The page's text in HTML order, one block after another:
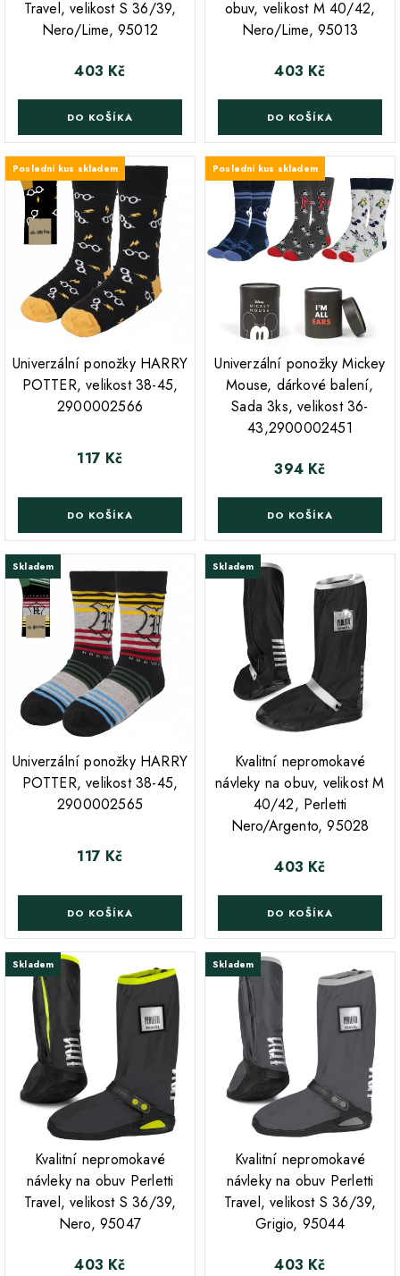
Travel, velikost S 36/39,
Nero/Lime, 95012
Cena
403 Kč
DO KOŠÍKA
obuv, velikost M 40/42,
Nero/Lime, 95013
Cena
403 Kč
DO KOŠÍKA
Poslední kus skladem
Univerzální ponožky HARRY
POTTER, velikost 38-45,
2900002566
Cena
117 Kč
DO KOŠÍKA
Poslední kus skladem
Univerzální ponožky Mickey
Mouse, dárkové balení,
Sada 3ks, velikost 36-
43,2900002451
Cena
394 Kč
DO KOŠÍKA
Skladem
Univerzální ponožky HARRY
POTTER, velikost 38-45,
2900002565
Cena
117 Kč
DO KOŠÍKA
Skladem
Kvalitní nepromokavé
návleky na obuv, velikost M
40/42, Perletti
Nero/Argento, 95028
Cena
403 Kč
DO KOŠÍKA
Skladem
Kvalitní nepromokavé
návleky na obuv Perletti
Travel, velikost S 36/39,
Nero, 95047
Cena
403 Kč
Skladem
Kvalitní nepromokavé
návleky na obuv Perletti
Travel, velikost S 36/39,
Grigio, 95044
Cena
403 Kč